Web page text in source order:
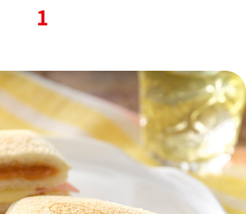
1